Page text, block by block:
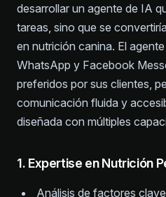
desarrollar un agente de IA
tareas, sino que se
en nutrición canina. El
WhatsApp y Facebook
preferidos por sus clientes,
comunicación fluida y
diseñada con múltiples
1. Expertise en Nutrición
Análisis de factores